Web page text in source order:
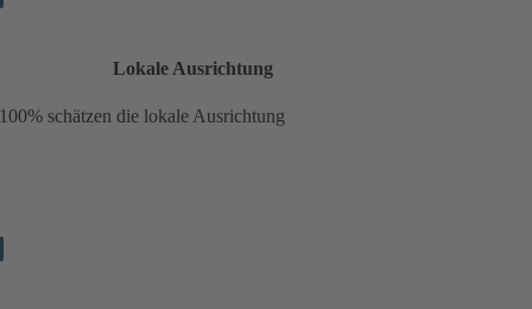
Lokale Ausrichtung
100% schätzen die lokale Ausrichtung